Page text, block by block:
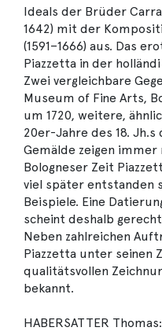
Ideals der Brüder
1642) mit der
(1591–1666) aus. Das
Piazzetta in der
Zwei vergleichbare
Museum of Fine Arts,
um 1720, weitere,
20er-Jahre des 18.
Gemälde zeigen
Bologneser Zeit
viel später entstanden
Beispiele. Eine
scheint deshalb
Neben zahlreichen
Piazzetta unter seinen
qualitätsvollen
bekannt.
HABERSATTER